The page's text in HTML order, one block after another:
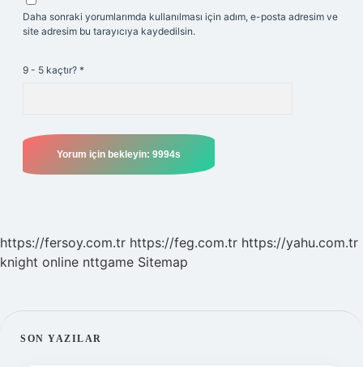
Daha sonraki yorumlarımda kullanılması için adım, e-posta adresim ve
site adresim bu tarayıcıya kaydedilsin.
9 - 5 kaçtır? *
https://fersoy.com.tr https://feg.com.tr https://yahu.com.tr
knight online nttgame Sitemap
SIDEBAR
SON YAZILAR